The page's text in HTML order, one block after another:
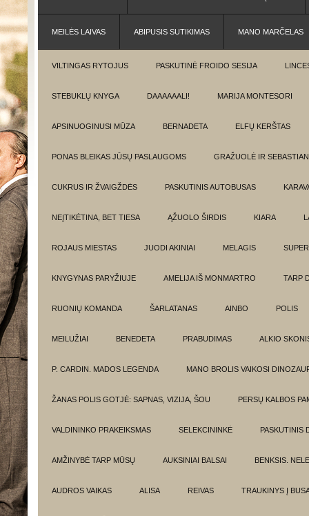
MEILĖS LAIVAS ABIPUSIS SUTIKIMAS MANO MARČELAS
VILTINGAS RYTOJUS PASKUTINĖ FROIDO SESIJA
STEBUKLŲ KNYGA DAAAAAALI! MARIJA MONTESORI
APSINUOGINUSI MŪZA BERNADETA ELFŲ KERŠTAS
PONAS BLEIKAS JŪSŲ PASLAUGOMS GRAŽUOLĖ IR
CUKRUS IR ŽVAIGŽDĖS PASKUTINIS AUTOBUSAS
NEĮTIKĖTINA, BET TIESA ĄŽUOLO ŠIRDIS KIARA
ROJAUS MIESTAS JUODI AKINIAI MELAGIS
KNYGYNAS PARYŽIUJE AMELIJA IŠ MONMARTRO TARP
RUONIŲ KOMANDA ŠARLATANAS AINBO POLIS
MEILUŽIAI BENEDETA PRABUDIMAS ALKIO
P. CARDIN. MADOS LEGENDA MANO BROLIS VAIKOSI
ŽANAS POLIS GOTJĖ: SAPNAS, VIZIJA, ŠOU PERSŲ KALBOS
VALDININKO PRAKEIKSMAS SELEKCININKĖ PASKUTINIS
AMŽINYBĖ TARP MŪSŲ AUKSINIAI BALSAI BENKSIS.
AUDROS VAIKAS ALISA REIVAS TRAUKINYS Į